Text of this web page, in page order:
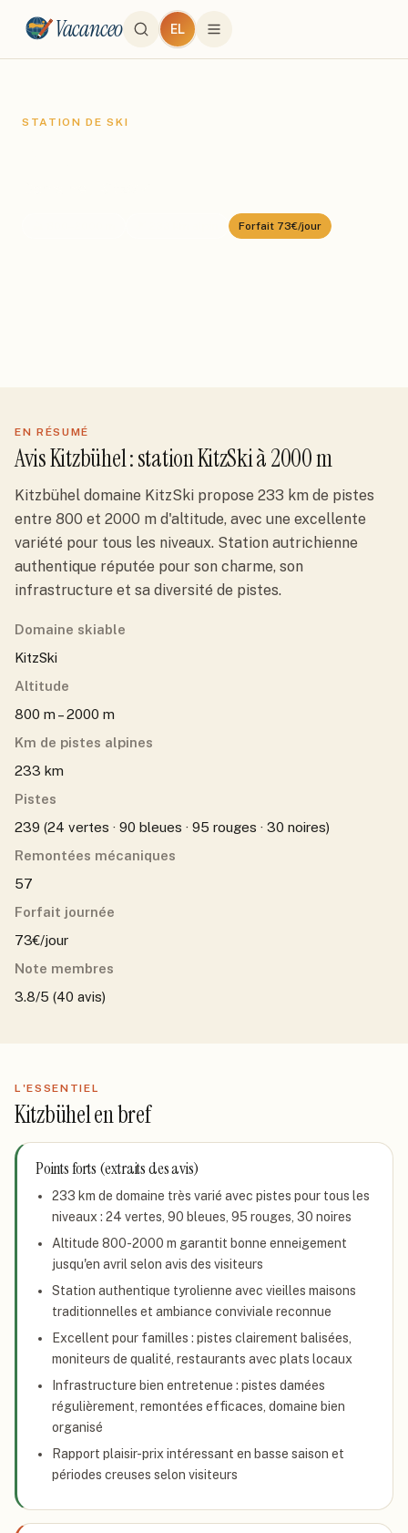
Vacanceo EL
STATION DE SKI
Forfait 73€/jour
EN RÉSUMÉ
AvisKitzbühel: stationKitzSkià 2000 m
Kitzbühel domaine KitzSki propose 233 km de pistes
entre 800 et 2000 m d'altitude, avec une excellente
variété pour tous les niveaux. Station autrichienne
authentique réputée pour son charme, son
infrastructure et sa diversité de pistes.
Domaine skiable
KitzSki
Altitude
800 m – 2000 m
Km de pistes alpines
233 km
Pistes
239 (24 vertes · 90 bleues · 95 rouges · 30 noires)
Remontées mécaniques
57
Forfait journée
73€/jour
Note membres
3.8/5 (40 avis)
L'ESSENTIEL
Kitzbühelen bref
Points forts (extraits des avis)
233 km de domaine très varié avec pistes pour tous les
niveaux : 24 vertes, 90 bleues, 95 rouges, 30 noires
Altitude 800-2000 m garantit bonne enneigement
jusqu'en avril selon avis des visiteurs
Station authentique tyrolienne avec vieilles maisons
traditionnelles et ambiance conviviale reconnue
Excellent pour familles : pistes clairement balisées,
moniteurs de qualité, restaurants avec plats locaux
Infrastructure bien entretenue : pistes damées
régulièrement, remontées efficaces, domaine bien
organisé
Rapport plaisir-prix intéressant en basse saison et
périodes creuses selon visiteurs